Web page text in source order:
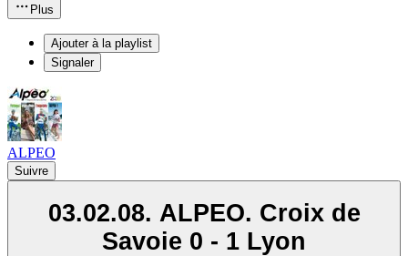
Plus
Ajouter à la playlist
Signaler
ALPEO
Suivre
03.02.08. ALPEO. Croix de
Savoie 0 - 1 Lyon